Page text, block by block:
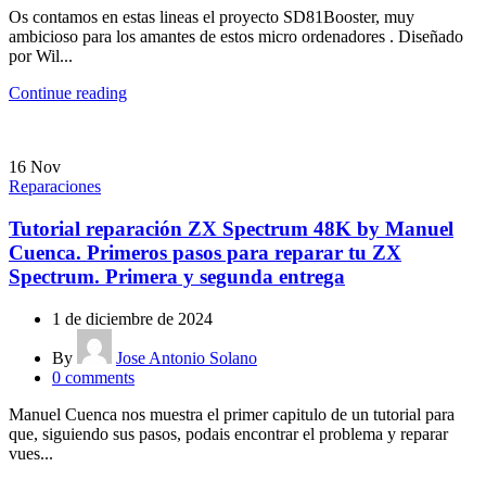
Os contamos en estas lineas el proyecto SD81Booster, muy
ambicioso para los amantes de estos micro ordenadores . Diseñado
por Wil...
Continue reading
16 Nov
Reparaciones
Tutorial reparación ZX Spectrum 48K by Manuel
Cuenca. Primeros pasos para reparar tu ZX
Spectrum. Primera y segunda entrega
1 de diciembre de 2024
By
Jose Antonio Solano
0 comments
Manuel Cuenca nos muestra el primer capitulo de un tutorial para
que, siguiendo sus pasos, podais encontrar el problema y reparar
vues...